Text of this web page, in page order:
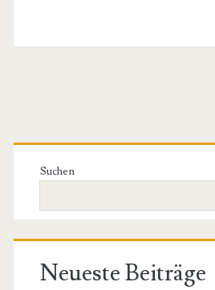
Primäre
Seitenleiste
Suchen
Neueste Beiträge